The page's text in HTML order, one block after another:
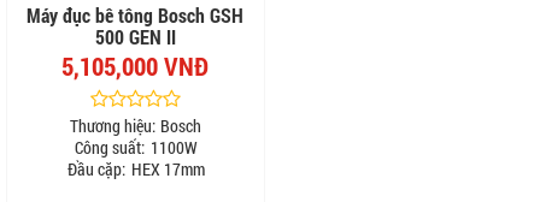
Máy đục bê tông Bosch GSH
500 GEN II
5,105,000 VNĐ
Thương hiệu: Bosch
Công suất: 1100W
Đầu cặp: HEX 17mm